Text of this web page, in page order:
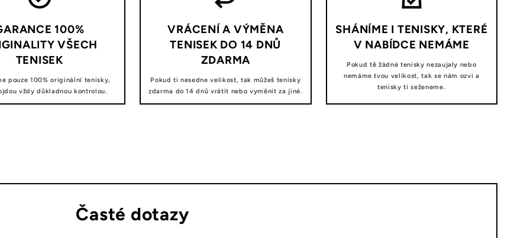
100%
VŠECH
TENISEK
pouze 100% originální tenisky,
vždy důkladnou kontrolou.
VRÁCENÍ A VÝMĚNA
TENISEK DO 14 DNŮ
ZDARMA
Pokud ti nesedne velikost, tak můžeš tenisky
zdarma do 14 dnů vrátit nebo vyměnit za jiné.
SHÁNÍME I TENISKY, KTERÉ
V NABÍDCE NEMÁME
Pokud tě žádné tenisky nezaujaly nebo
nemáme tvou velikost, tak se nám ozvi a
tenisky ti seženeme.
Časté dotazy